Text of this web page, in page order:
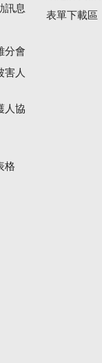
訊息
分會
害人
人協
格
表單下載區